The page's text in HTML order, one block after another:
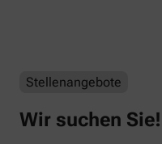
Stellenangebote
Wir suchen Sie!